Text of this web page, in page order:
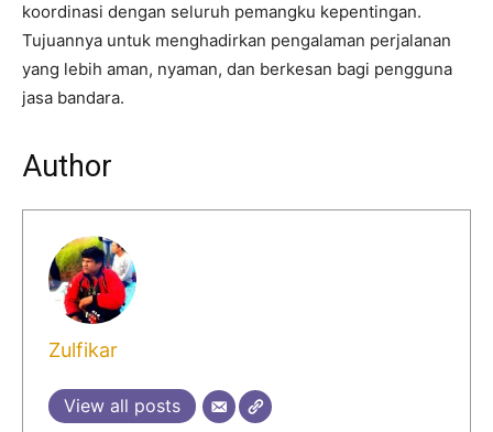
koordinasi dengan seluruh pemangku kepentingan.
Tujuannya untuk menghadirkan pengalaman perjalanan
yang lebih aman, nyaman, dan berkesan bagi pengguna
jasa bandara.
Author
Zulfikar
View all posts